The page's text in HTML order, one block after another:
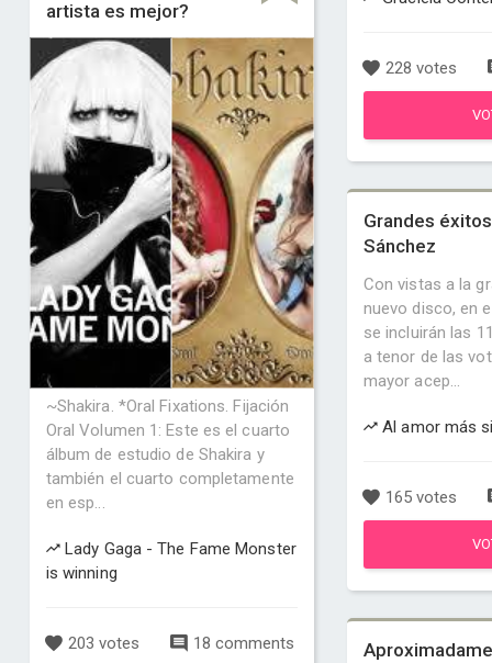
artista es mejor?
~Shakira. *Oral Fixations. Fijación
Oral Volumen 1: Este es el cuarto
álbum de estudio de Shakira y
también el cuarto completamente
en esp...
Lady Gaga - The Fame Monster
is winning
203 votes 18 comments
228 votes
Grandes
Sánchez
Con vistas a la
nuevo disco, en
se incluirán las
a tenor de las
mayor acep...
Al amor más
165 votes